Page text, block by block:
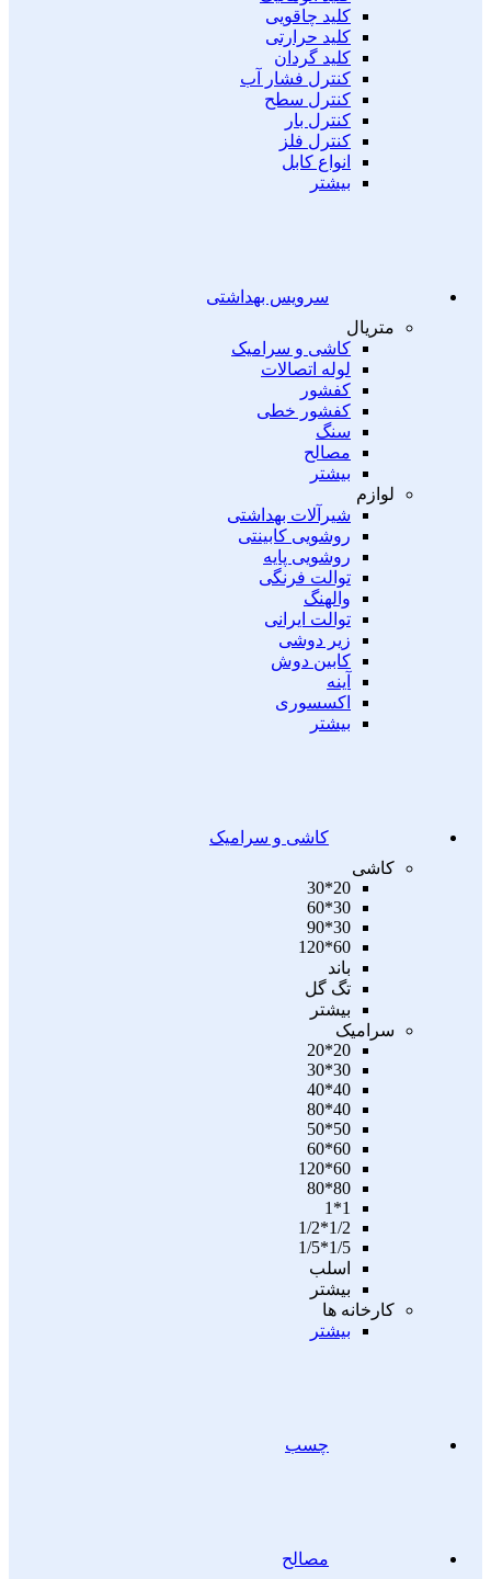
کلید چاقویی
کلید حرارتی
کلید گردان
کنترل فشار آب
کنترل سطح
کنترل بار
کنترل فلز
انواع کابل
بیشتر
سرویس بهداشتی
متریال
کاشی و سرامیک
لوله اتصالات
کفشور
کفشور خطی
سنگ
مصالح
بیشتر
لوازم
شیرآلات بهداشتی
روشویی کابینتی
روشویی پایه
توالت فرنگی
والهنگ
توالت ایرانی
زیر دوشی
کابین دوش
آینه
اکسسوری
بیشتر
کاشی و سرامیک
کاشی
20*30
30*60
30*90
60*120
باند
تگ گل
بیشتر
سرامیک
20*20
30*30
40*40
40*80
50*50
60*60
60*120
80*80
1*1
1/2*1/2
1/5*1/5
اسلب
بیشتر
کارخانه ها
بیشتر
چسب
مصالح